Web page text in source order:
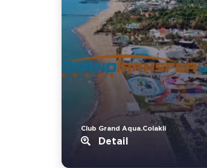
Club Grand Aqua.Colakli
Detail